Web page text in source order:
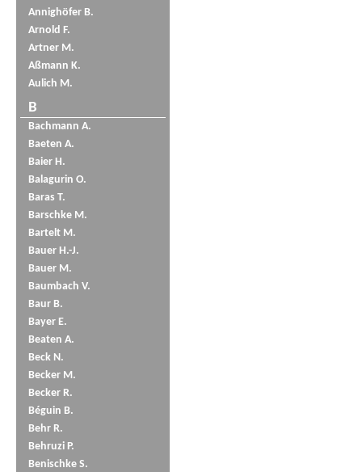
Annighöfer B.
Arnold F.
Artner M.
Aßmann K.
Aulich M.
B
Bachmann A.
Baeten A.
Baier H.
Balagurin O.
Baras T.
Barschke M.
Bartelt M.
Bauer H.-J.
Bauer M.
Baumbach V.
Baur B.
Bayer E.
Beaten A.
Beck N.
Becker M.
Becker R.
Béguin B.
Behr R.
Behruzi P.
Benischke S.